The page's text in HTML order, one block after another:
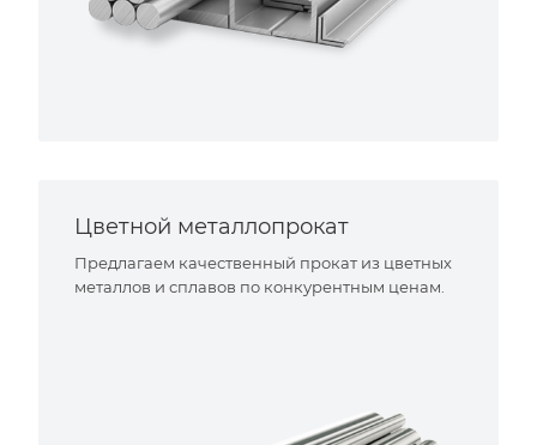
Цветной металлопрокат
Предлагаем качественный прокат из цветных
металлов и сплавов по конкурентным ценам.